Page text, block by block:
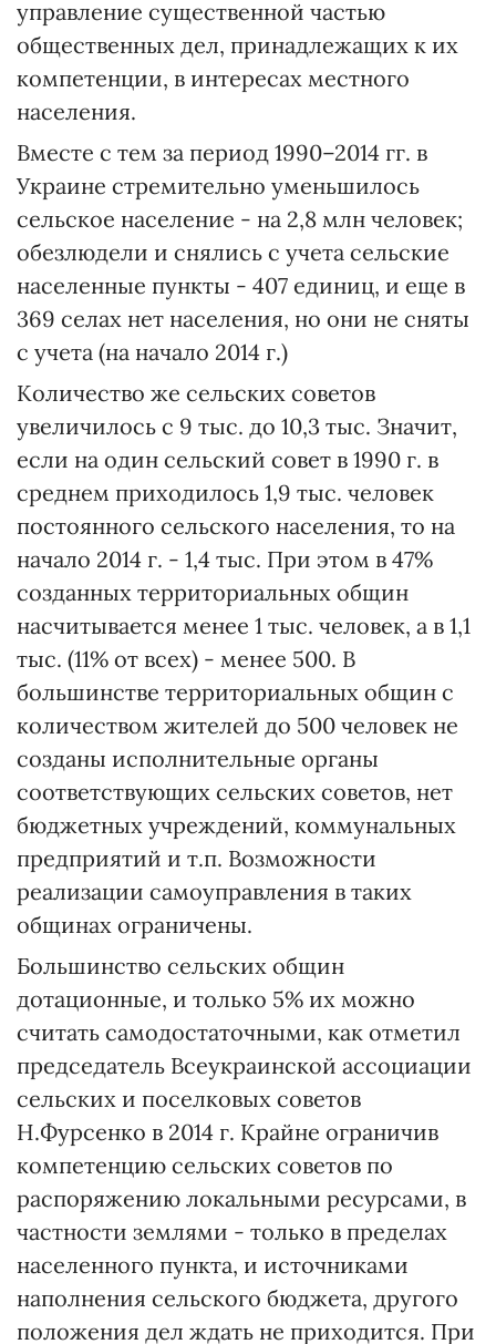
управление существенной частью
общественных дел, принадлежащих к их
компетенции, в интересах местного
населения.
Вместе с тем за период 1990–2014 гг. в
Украине стремительно уменьшилось
сельское население - на 2,8 млн человек;
обезлюдели и снялись с учета сельские
населенные пункты - 407 единиц, и еще в
369 селах нет населения, но они не сняты
с учета (на начало 2014 г.)
Количество же сельских советов
увеличилось с 9 тыс. до 10,3 тыс. Значит,
если на один сельский совет в 1990 г. в
среднем приходилось 1,9 тыс. человек
постоянного сельского населения, то на
начало 2014 г. - 1,4 тыс. При этом в 47%
созданных территориальных общин
насчитывается менее 1 тыс. человек, а в 1,1
тыс. (11% от всех) - менее 500. В
большинстве территориальных общин с
количеством жителей до 500 человек не
созданы исполнительные органы
соответствующих сельских советов, нет
бюджетных учреждений, коммунальных
предприятий и т.п. Возможности
реализации самоуправления в таких
общинах ограничены.
Большинство сельских общин
дотационные, и только 5% их можно
считать самодостаточными, как отметил
председатель Всеукраинской ассоциации
сельских и поселковых советов
Н.Фурсенко в 2014 г. Крайне ограничив
компетенцию сельских советов по
распоряжению локальными ресурсами, в
частности землями - только в пределах
населенного пункта, и источниками
наполнения сельского бюджета, другого
положения дел ждать не приходится. При